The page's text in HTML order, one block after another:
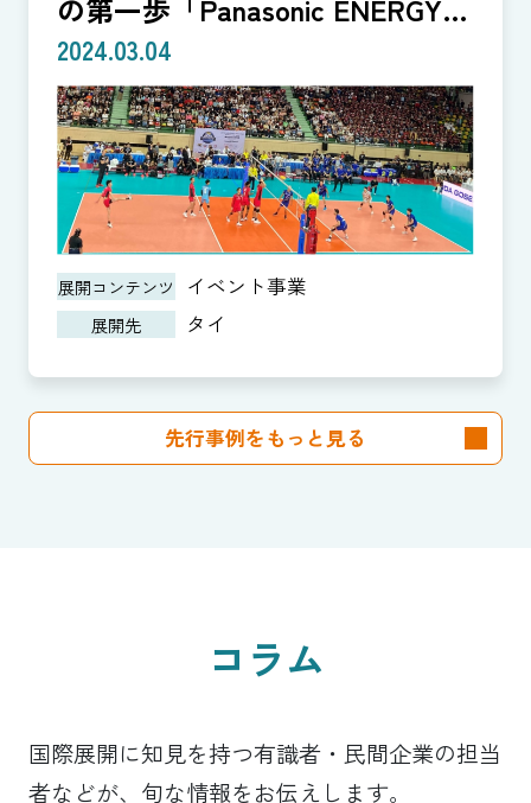
の第一歩「Panasonic ENERGY
CUP」
2024.03.04
展開コンテンツ イベント事業
展開先 タイ
先行事例をもっと見る
コラム
国際展開に知見を持つ有識者・民間企業の担当
者などが、旬な情報をお伝えします。